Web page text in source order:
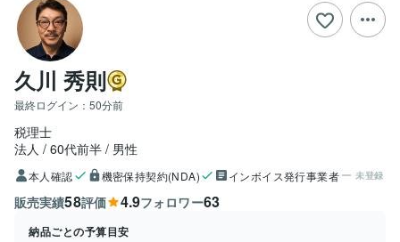
久川 秀則
最終ログイン： 50分前
税理士
法人
60代前半 男性
本人確認 機密保持契約(NDA) インボイス発行事業者 未登録
販売実績58評価 4.9フォロワー63
納品ごとの予算目安